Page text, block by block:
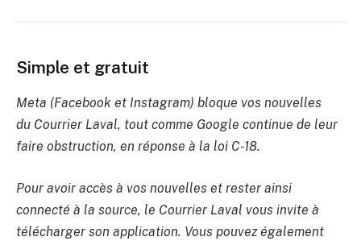
Simple et gratuit
Meta (Facebook et Instagram) bloque vos nouvelles
du Courrier Laval, tout comme Google continue de leur
faire obstruction, en réponse à la loi C-18.
Pour avoir accès à vos nouvelles et rester ainsi
connecté à la source, le Courrier Laval vous invite à
télécharger son application. Vous pouvez également